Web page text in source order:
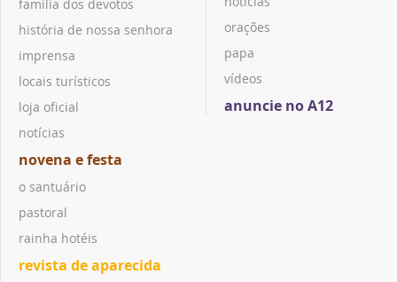
família dos devotos
história de nossa senhora
imprensa
locais turísticos
loja oficial
notícias
novena e festa
o santuário
pastoral
rainha hotéis
revista de aparecida
orações
papa
vídeos
anuncie no A12